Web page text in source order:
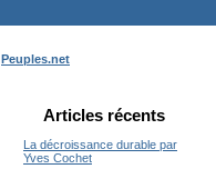
Peuples.net
Articles récents
La décroissance durable par
Yves Cochet